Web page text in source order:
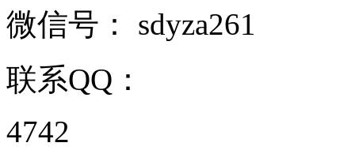
微信号： sdyza261
联系QQ：
4742